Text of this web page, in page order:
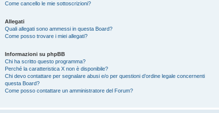
Come cancello le mie sottoscrizioni?
Allegati
Quali allegati sono ammessi in questa Board?
Come posso trovare i miei allegati?
Informazioni su phpBB
Chi ha scritto questo programma?
Perché la caratteristica X non è disponibile?
Chi devo contattare per segnalare abusi e/o per questioni d’ordine legale concernenti
questa Board?
Come posso contattare un amministratore del Forum?